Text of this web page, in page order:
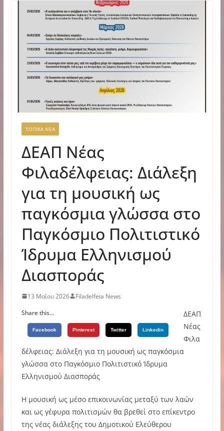
ΤΟΠΙΚΑ ΝΕΑ
ΔΕΑΠ Νέας
Φιλαδέλφειας: Διάλεξη
για τη μουσική ως
παγκόσμια γλώσσα στο
Παγκόσμιο Πολιτιστικό
Ίδρυμα Ελληνισμού
Διασποράς
13 Μαΐου 2026
Filadelfeia News
Share this...
Facebook Pinterest Twitter Linkedin
ΔΕΑΠ
Νέας
Φιλα
δέλφειας: Διάλεξη για τη μουσική ως παγκόσμια
γλώσσα στο Παγκόσμιο Πολιτιστικό Ίδρυμα
Ελληνισμού Διασποράς
Η μουσική ως μέσο επικοινωνίας μεταξύ των λαών
και ως γέφυρα πολιτισμών θα βρεθεί στο επίκεντρο
της νέας διάλεξης του Δημοτικού Ελεύθερου